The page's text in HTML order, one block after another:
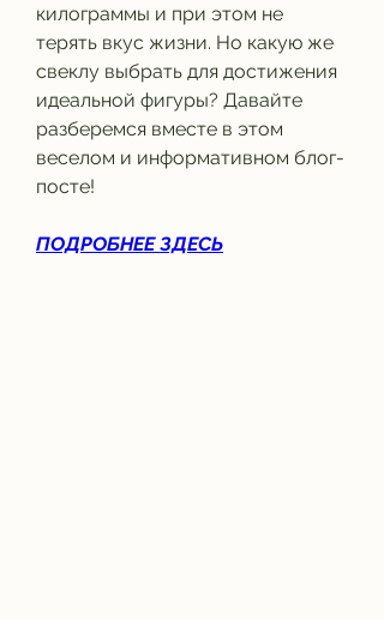
килограммы и при этом не
терять вкус жизни. Но какую же
свеклу выбрать для достижения
идеальной фигуры? Давайте
разберемся вместе в этом
веселом и информативном блог-
посте!
ПОДРОБНЕЕ ЗДЕСЬ